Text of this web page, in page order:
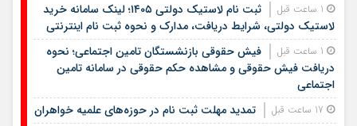
ثبت نام لاستیک دولتی ۱۴۰۵؛ لینک سامانه خرید
لاستیک دولتی، شرایط دریافت، مدارک و نحوه ثبت نام اینترنتی
فیش حقوقی بازنشستگان تامین اجتماعی؛ نحوه
دریافت فیش حقوقی و مشاهده حکم حقوقی در سامانه تامین
اجتماعی
تمدید مهلت ثبت نام در حوزه‌های علمیه خواهران